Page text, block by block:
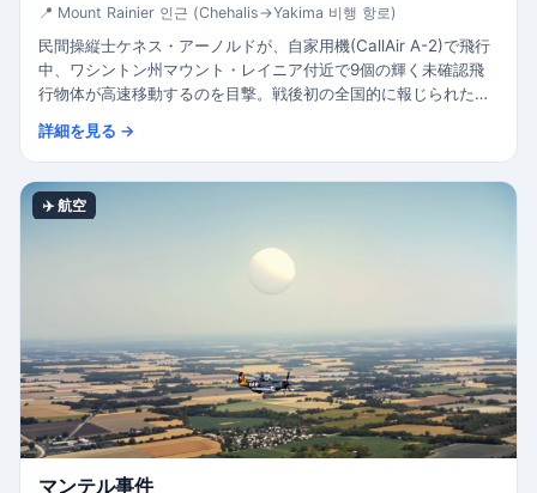
📍 Mount Rainier 인근 (Chehalis→Yakima 비행 항로)
民間操縦士ケネス・アーノルドが、自家用機(CallAir A-2)で飛行
中、ワシントン州マウント・レイニア付近で9個の輝く未確認飛
行物体が高速移動するのを目撃。戦後初の全国的に報じられた
UFO事件であり、「空飛ぶ円盤(flying saucer)」という用語の起
源。モダンUFO時代の始まり。
詳細を見る →
✈️ 航空
マンテル事件